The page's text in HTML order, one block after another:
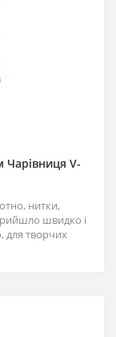
V-
нитки,
швидко і
для творчих